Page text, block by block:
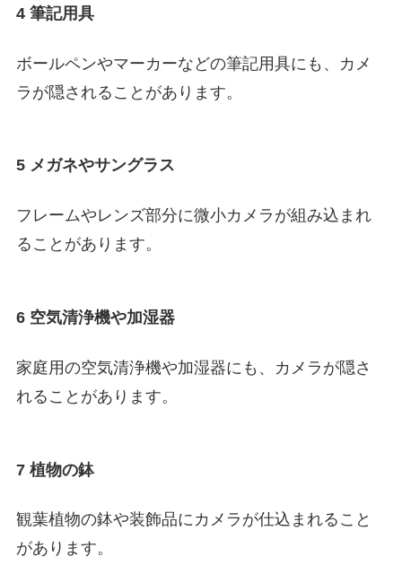
4 筆記用具
ボールペンやマーカーなどの筆記用具にも、カメ
ラが隠されることがあります。
5 メガネやサングラス
フレームやレンズ部分に微小カメラが組み込まれ
ることがあります。
6 空気清浄機や加湿器
家庭用の空気清浄機や加湿器にも、カメラが隠さ
れることがあります。
7 植物の鉢
観葉植物の鉢や装飾品にカメラが仕込まれること
があります。